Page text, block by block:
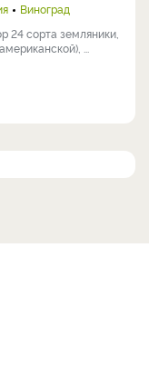
Виноград
24 сорта земляники,
...